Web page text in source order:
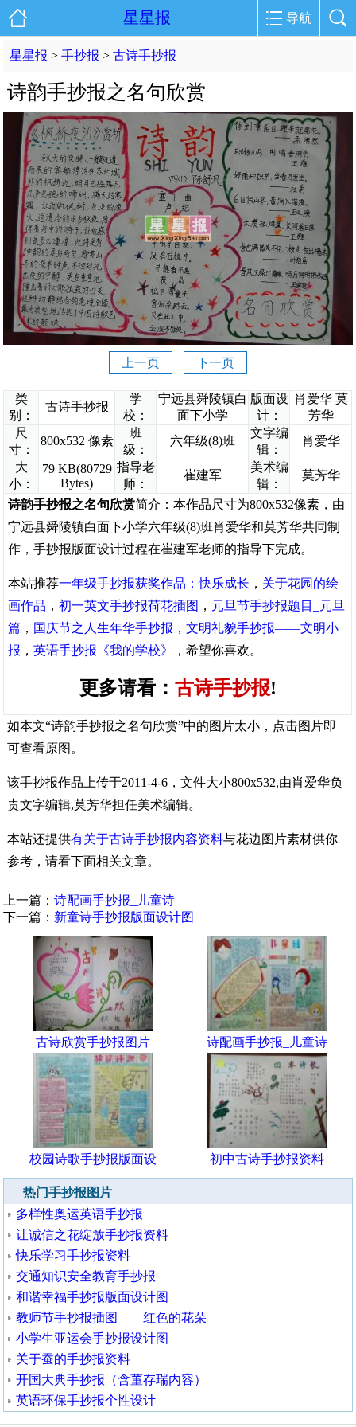
星星报 导航
星星报 >手抄报 >古诗手抄报
诗韵手抄报之名句欣赏
上一页 下一页
类
别：
古诗手抄报
学
校：
宁远县舜陵镇白
面下小学
版面设
计：
肖爱华 莫
芳华
尺
寸：
800x532 像素
班
级：
六年级(8)班
文字编
辑：
肖爱华
大
小：
79 KB(80729
Bytes)
指导老
师：
崔建军
美术编
辑：
莫芳华
诗韵手抄报之名句欣赏简介：本作品尺寸为800x532像素，由
宁远县舜陵镇白面下小学六年级(8)班肖爱华和莫芳华共同制
作，手抄报版面设计过程在崔建军老师的指导下完成。
本站推荐一年级手抄报获奖作品：快乐成长 ， 关于花园的绘
画作品 ，初一英文手抄报荷花插图 ， 元旦节手抄报题目_元旦
篇 ， 国庆节之人生年华手抄报 ，文明礼貌手抄报——文明小
报 ，英语手抄报《我的学校》 ，希望你喜欢。
更多请看： 古诗手抄报!
如本文“诗韵手抄报之名句欣赏”中的图片太小，点击图片即
可查看原图。
该手抄报作品上传于2011-4-6，文件大小800x532,由肖爱华负
责文字编辑,莫芳华担任美术编辑。
本站还提供有关于古诗手抄报内容资料与花边图片素材供你
参考，请看下面相关文章。
上一篇：诗配画手抄报_儿童诗
下一篇： 新童诗手抄报版面设计图
古诗欣赏手抄报图片 诗配画手抄报_儿童诗
校园诗歌手抄报版面设 初中古诗手抄报资料
热门手抄报图片
多样性奥运英语手抄报
让诚信之花绽放手抄报资料
快乐学习手抄报资料
交通知识安全教育手抄报
和谐幸福手抄报版面设计图
教师节手抄报插图——红色的花朵
小学生亚运会手抄报设计图
关于蚕的手抄报资料
开国大典手抄报（含董存瑞内容）
英语环保手抄报个性设计